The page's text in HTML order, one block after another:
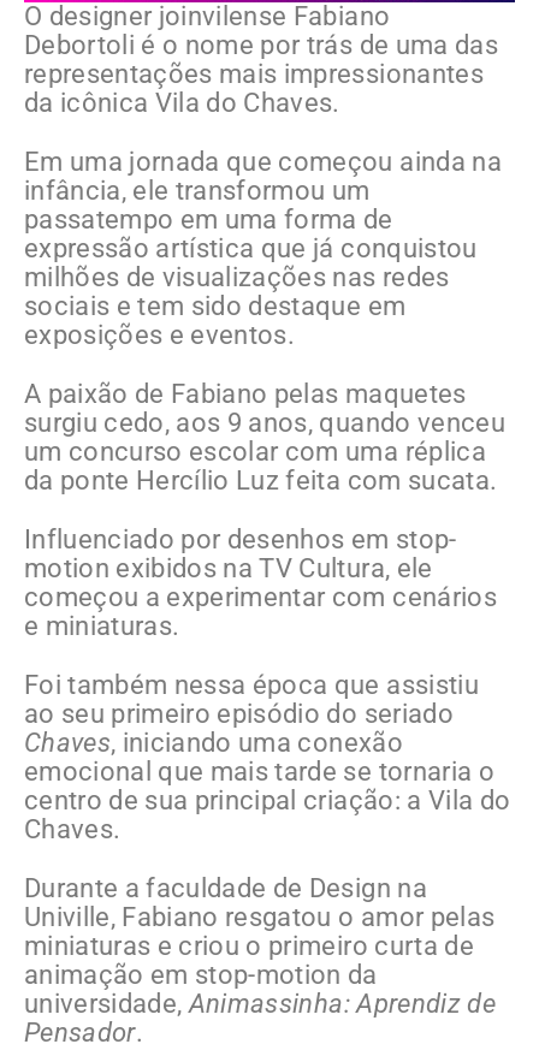
O designer joinvilense Fabiano
Debortoli é o nome por trás de uma das
representações mais impressionantes
da icônica Vila do Chaves.
Em uma jornada que começou ainda na
infância, ele transformou um
passatempo em uma forma de
expressão artística que já conquistou
milhões de visualizações nas redes
sociais e tem sido destaque em
exposições e eventos.
A paixão de Fabiano pelas maquetes
surgiu cedo, aos 9 anos, quando venceu
um concurso escolar com uma réplica
da ponte Hercílio Luz feita com sucata.
Influenciado por desenhos em stop-
motion exibidos na TV Cultura, ele
começou a experimentar com cenários
e miniaturas.
Foi também nessa época que assistiu
ao seu primeiro episódio do seriado
Chaves, iniciando uma conexão
emocional que mais tarde se tornaria o
centro de sua principal criação: a Vila do
Chaves.
Durante a faculdade de Design na
Univille, Fabiano resgatou o amor pelas
miniaturas e criou o primeiro curta de
animação em stop-motion da
universidade,Animassinha: Aprendiz de
Pensador.